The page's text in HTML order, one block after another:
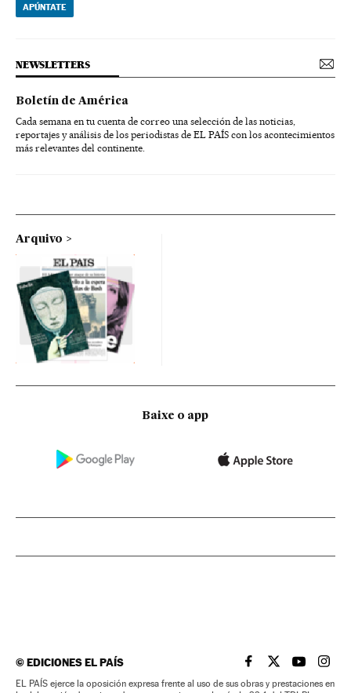
APÚNTATE
NEWSLETTERS
Boletín de América
Cada semana en tu cuenta de correo una selección de las noticias,
reportajes y análisis de los periodistas de EL PAÍS con los acontecimientos
más relevantes del continente.
Arquivo
Baixe o app
©EDICIONES EL PAÍS EL PAÍS BRASIL EN
EL PAÍSEL PAÍS
EL
EL PAÍS ejerce la oposición expresa frente al uso de sus obras y prestaciones en